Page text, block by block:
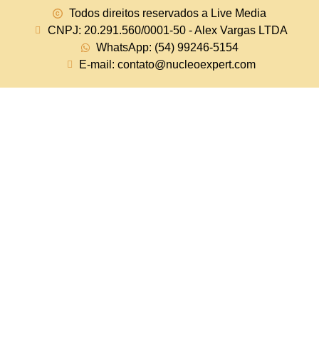
Todos direitos reservados a Live Media
CNPJ: 20.291.560/0001-50 - Alex Vargas LTDA
WhatsApp: (54) 99246-5154
E-mail: contato@nucleoexpert.com